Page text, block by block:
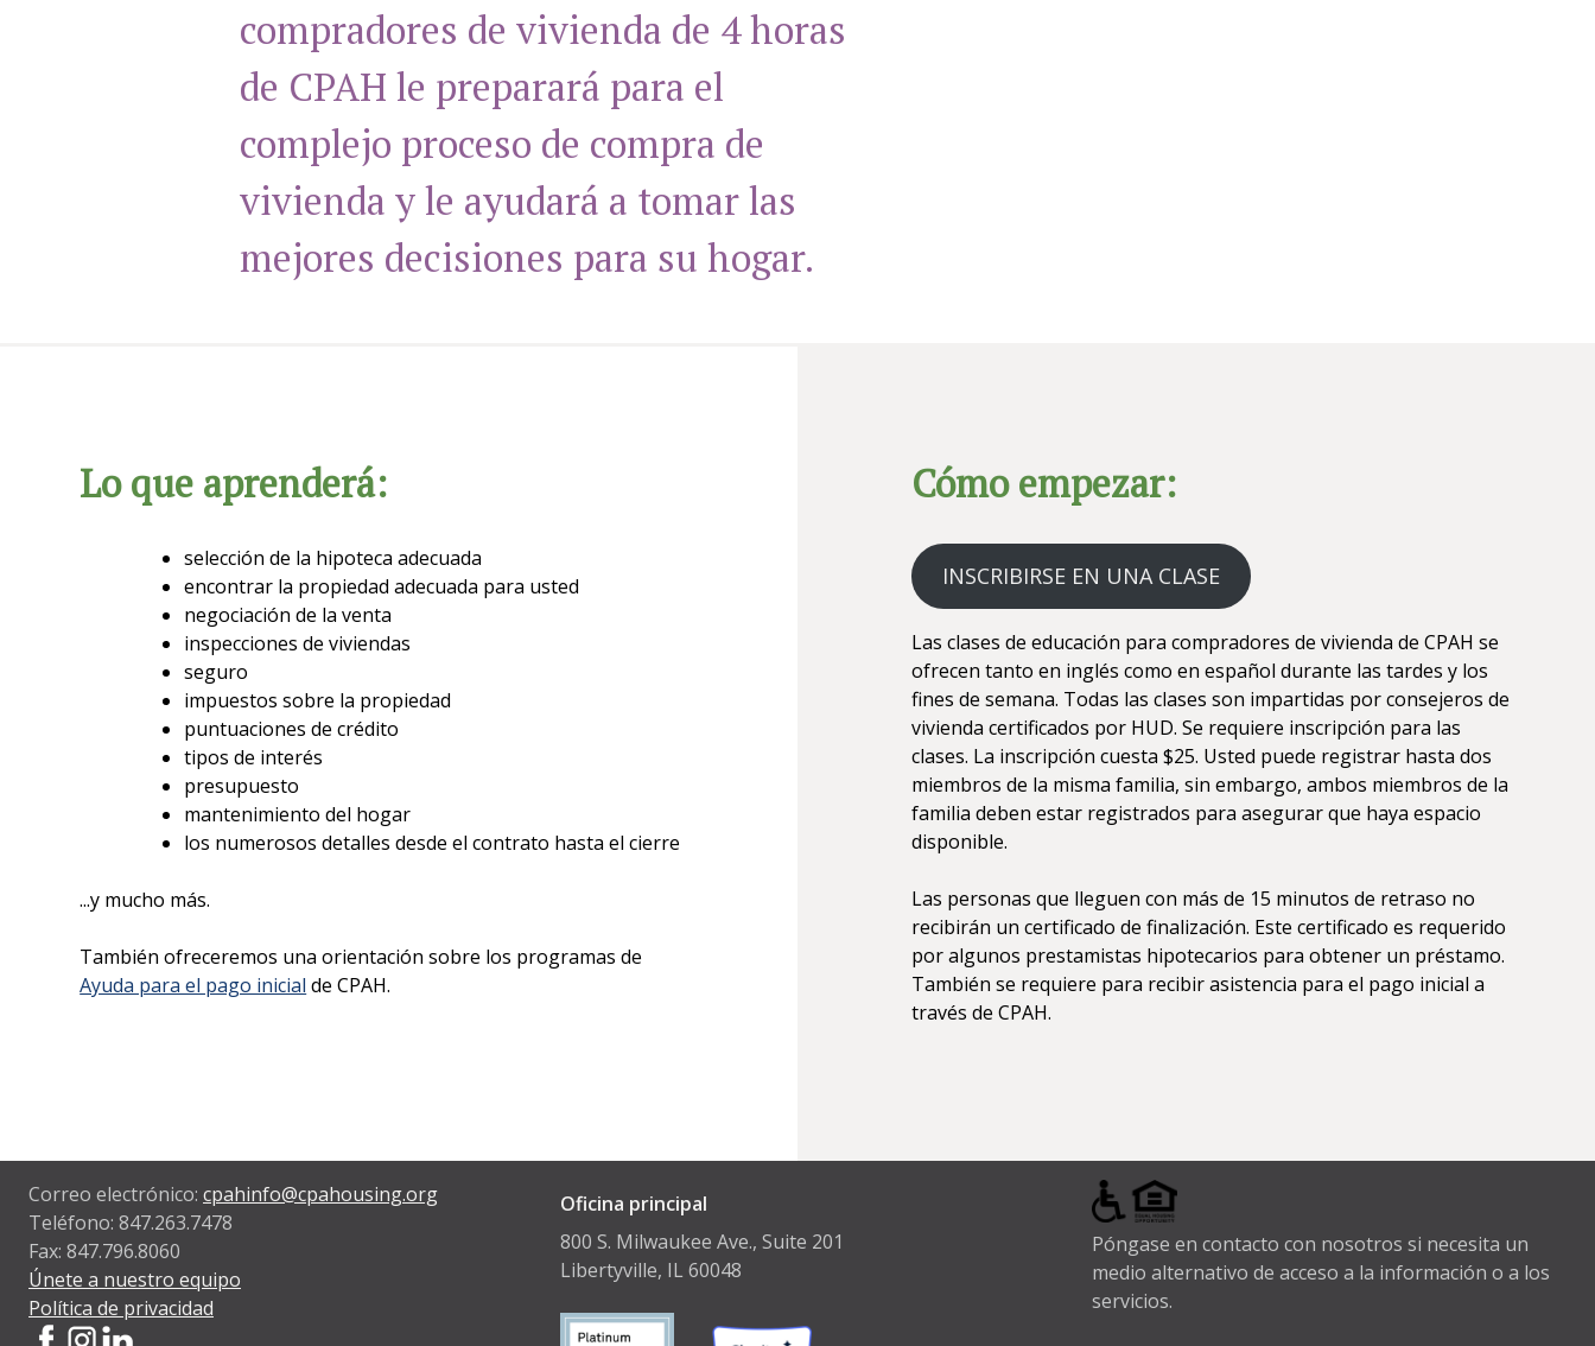
compradores de vivienda de 4 horas
de CPAH le preparará para el
complejo proceso de compra de
vivienda y le ayudará a tomar las
mejores decisiones para su hogar.
Lo que aprenderá:
selección de la hipoteca adecuada
encontrar la propiedad adecuada para usted
negociación de la venta
inspecciones de viviendas
seguro
impuestos sobre la propiedad
puntuaciones de crédito
tipos de interés
presupuesto
mantenimiento del hogar
los numerosos detalles desde el contrato hasta el cierre
...y mucho más.
También ofreceremos una orientación sobre los programas de
Ayuda para el pago inicial de CPAH.
Cómo empezar:
INSCRIBIRSE EN UNA CLASE
Las clases de educación para compradores de vivienda de CPAH se
ofrecen tanto en inglés como en español durante las tardes y los
fines de semana. Todas las clases son impartidas por consejeros de
vivienda certificados por HUD. Se requiere inscripción para las
clases. La inscripción cuesta $25. Usted puede registrar hasta dos
miembros de la misma familia, sin embargo, ambos miembros de la
familia deben estar registrados para asegurar que haya espacio
disponible.
Las personas que lleguen con más de 15 minutos de retraso no
recibirán un certificado de finalización. Este certificado es requerido
por algunos prestamistas hipotecarios para obtener un préstamo.
También se requiere para recibir asistencia para el pago inicial a
través de CPAH.
Correo electrónico: cpahinfo@cpahousing.org
Teléfono: 847.263.7478
Fax: 847.796.8060
Únete a nuestro equipo
Política de privacidad
Oficina principal
800 S. Milwaukee Ave., Suite 201
Libertyville, IL 60048
Póngase en contacto con nosotros si necesita un
medio alternativo de acceso a la información o a los
servicios.